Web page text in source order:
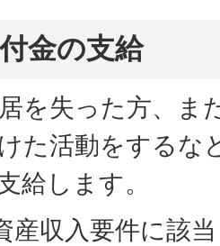
金の支給
を失った方、ま
た活動をするな
給します。
産収入要件に該